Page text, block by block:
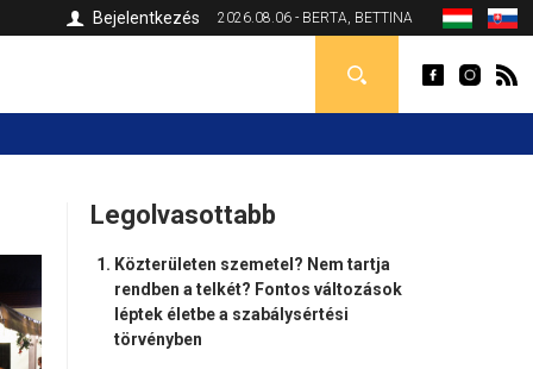
2026.08.06 - BERTA, BETTINA
Bejelentkezés
Legolvasottabb
Közterületen szemetel? Nem tartja
rendben a telkét? Fontos változások
léptek életbe a szabálysértési
törvényben